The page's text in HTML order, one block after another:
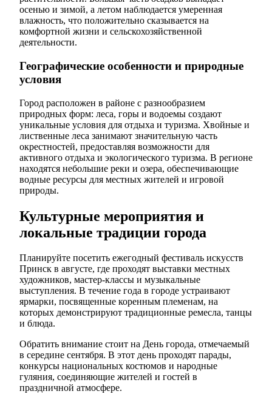
осенью и зимой, а летом наблюдается умеренная
влажность, что положительно сказывается на
комфортной жизни и сельскохозяйственной
деятельности.
Географические особенности и природные
условия
Город расположен в районе с разнообразием
природных форм: леса, горы и водоемы создают
уникальные условия для отдыха и туризма. Хвойные и
лиственные леса занимают значительную часть
окрестностей, предоставляя возможности для
активного отдыха и экологического туризма. В регионе
находятся небольшие реки и озера, обеспечивающие
водные ресурсы для местных жителей и игровой
природы.
Культурные мероприятия и
локальные традиции города
Планируйте посетить ежегодный фестиваль искусств
Принск в августе, где проходят выставки местных
художников, мастер-классы и музыкальные
выступления. В течение года в городе устраивают
ярмарки, посвященные коренным племенам, на
которых демонстрируют традиционные ремесла, танцы
и блюда.
Обратить внимание стоит на День города, отмечаемый
в середине сентября. В этот день проходят парады,
конкурсы национальных костюмов и народные
гуляния, соединяющие жителей и гостей в
праздничной атмосфере.